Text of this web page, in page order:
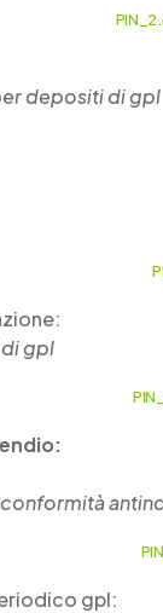
depositi di gpl
gpl
gpl: